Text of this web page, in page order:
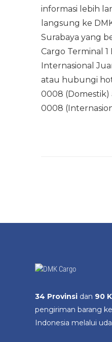
informasi lebih
langsung ke
Surabaya yang
Cargo Terminal 1
Internasional
atau hubungi
0008 (Domestik)
0008
34 Provinsi dan 90
pengiriman barang
Indonesia melalui